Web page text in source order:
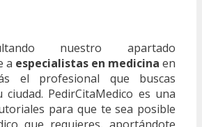
nuestro apartado
a especialistas en medicina en
el profesional que buscas
PedirCitaMedico es una
para que te sea posible